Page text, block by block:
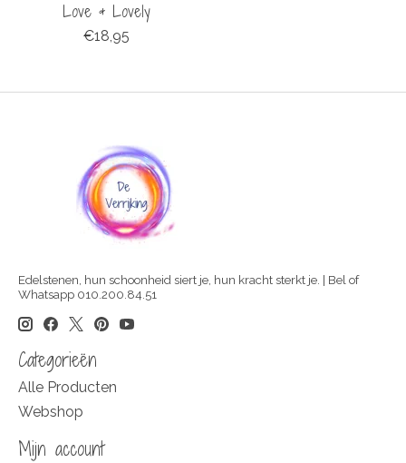
Love & Lovely
€18,95
Edelstenen, hun schoonheid siert je, hun kracht sterkt je. | Bel of
Whatsapp 010.200.84.51
Categorieën
Alle Producten
Webshop
Mijn account